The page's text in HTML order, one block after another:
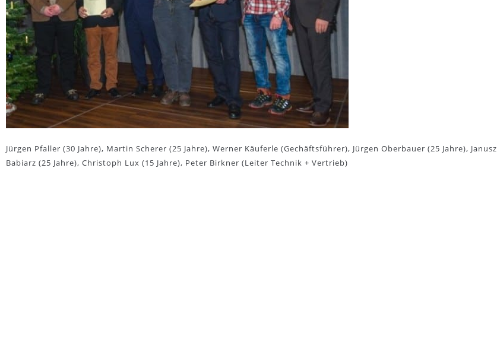
Jürgen Pfaller (30 Jahre), Martin Scherer (25 Jahre), Werner Käuferle (Gechäftsführer), Jürgen Oberbauer (25 Jahre), Janusz
Babiarz (25 Jahre), Christoph Lux (15 Jahre), Peter Birkner (Leiter Technik + Vertrieb)